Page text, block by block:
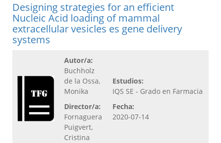
Designing strategies for an efficient
Nucleic Acid loading of mammal
extracellular vesicles es gene delivery
systems
Autor/a:
Buchholz
de la Ossa,
Monika
Director/a:
Fornaguera
Puigvert,
Cristina
Estudios:
IQS SE - Grado en Farmacia
Fecha:
2020-07-14